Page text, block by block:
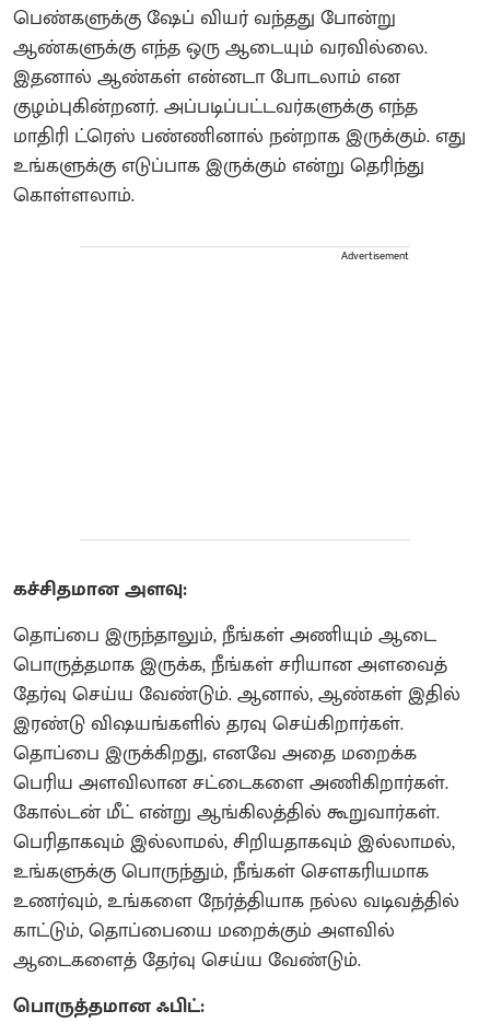
பெண்களுக்கு ஷேப் வியர் வந்தது போன்று
ஆண்களுக்கு எந்த ஒரு ஆடையும் வரவில்லை.
இதனால் ஆண்கள் என்னடா போடலாம் என
குழம்புகின்றனர். அப்படிப்பட்டவர்களுக்கு எந்த
மாதிரி ட்ரெஸ் பண்ணினால் நன்றாக இருக்கும். எது
உங்களுக்கு எடுப்பாக இருக்கும் என்று தெரிந்து
கொள்ளலாம்.
Advertisement
கச்சிதமான அளவு:
தொப்பை இருந்தாலும், நீங்கள் அணியும் ஆடை
பொருத்தமாக இருக்க, நீங்கள் சரியான அளவைத்
தேர்வு செய்ய வேண்டும். ஆனால், ஆண்கள் இதில்
இரண்டு விஷயங்களில் தரவு செய்கிறார்கள்.
தொப்பை இருக்கிறது, எனவே அதை மறைக்க
பெரிய அளவிலான சட்டைகளை அணிகிறார்கள்.
கோல்டன் மீட் என்று ஆங்கிலத்தில் கூறுவார்கள்.
பெரிதாகவும் இல்லாமல், சிறியதாகவும் இல்லாமல்,
உங்களுக்கு பொருந்தும், நீங்கள் சௌகரியமாக
உணர்வும், உங்களை நேர்த்தியாக நல்ல வடிவத்தில்
காட்டும், தொப்பையை மறைக்கும் அளவில்
ஆடைகளைத் தேர்வு செய்ய வேண்டும்.
பொருத்தமான ஃபிட்: